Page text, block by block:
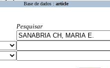
Base de dados : article
Pesquisar